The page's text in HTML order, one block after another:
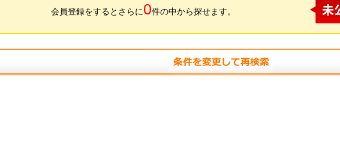
会員登録をするとさらに0件の中から探せます。